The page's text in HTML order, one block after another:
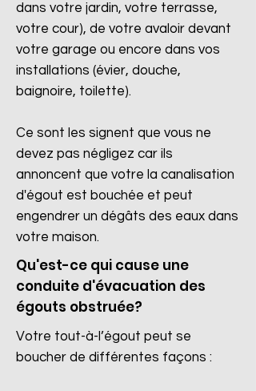
dans votre jardin, votre terrasse,
votre cour), de votre avaloir devant
votre garage ou encore dans vos
installations (évier, douche,
baignoire, toilette).
Ce sont les signent que vous ne
devez pas négligez car ils
annoncent que votre la canalisation
d'égout est bouchée et peut
engendrer un dégâts des eaux dans
votre maison.
Qu'est-ce qui cause une
conduite d'évacuation des
égouts obstruée?
Votre tout-à-l’égout peut se
boucher de différentes façons :